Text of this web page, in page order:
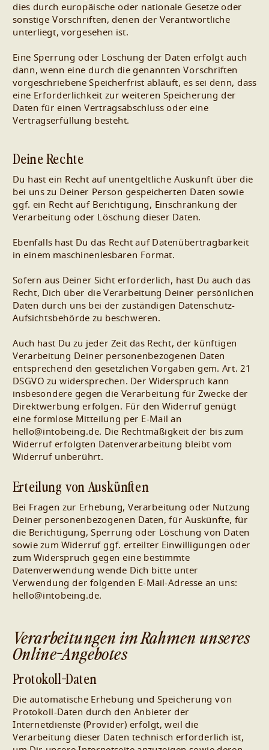
dies durch europäische oder nationale Gesetze oder
sonstige Vorschriften, denen der Verantwortliche
unterliegt, vorgesehen ist.
Eine Sperrung oder Löschung der Daten erfolgt auch
dann, wenn eine durch die genannten Vorschriften
vorgeschriebene Speicherfrist abläuft, es sei denn, dass
eine Erforderlichkeit zur weiteren Speicherung der
Daten für einen Vertragsabschluss oder eine
Vertragserfüllung besteht.
Deine Rechte
Du hast ein Recht auf unentgeltliche Auskunft über die
bei uns zu Deiner Person gespeicherten Daten sowie
ggf. ein Recht auf Berichtigung, Einschränkung der
Verarbeitung oder Löschung dieser Daten.
Ebenfalls hast Du das Recht auf Datenübertragbarkeit
in einem maschinenlesbaren Format.
Sofern aus Deiner Sicht erforderlich, hast Du auch das
Recht, Dich über die Verarbeitung Deiner persönlichen
Daten durch uns bei der zuständigen Datenschutz-
Aufsichtsbehörde zu beschweren.
Auch hast Du zu jeder Zeit das Recht, der künftigen
Verarbeitung Deiner personenbezogenen Daten
entsprechend den gesetzlichen Vorgaben gem. Art. 21
DSGVO zu widersprechen. Der Widerspruch kann
insbesondere gegen die Verarbeitung für Zwecke der
Direktwerbung erfolgen. Für den Widerruf genügt
eine formlose Mitteilung per E-Mail an
hello@intobeing.de. Die Rechtmäßigkeit der bis zum
Widerruf erfolgten Datenverarbeitung bleibt vom
Widerruf unberührt.
Erteilung von Auskünften
Bei Fragen zur Erhebung, Verarbeitung oder Nutzung
Deiner personenbezogenen Daten, für Auskünfte, für
die Berichtigung, Sperrung oder Löschung von Daten
sowie zum Widerruf ggf. erteilter Einwilligungen oder
zum Widerspruch gegen eine bestimmte
Datenverwendung wende Dich bitte unter
Verwendung der folgenden E-Mail-Adresse an uns:
hello@intobeing.de.
Verarbeitungen im Rahmen unseres
Online-Angebotes
Protokoll-Daten
Die automatische Erhebung und Speicherung von
Protokoll-Daten durch den Anbieter der
Internetdienste (Provider) erfolgt, weil die
Verarbeitung dieser Daten technisch erforderlich ist,